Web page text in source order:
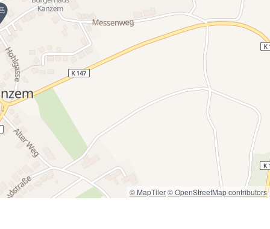
© MapTiler© OpenStreetMap contributors